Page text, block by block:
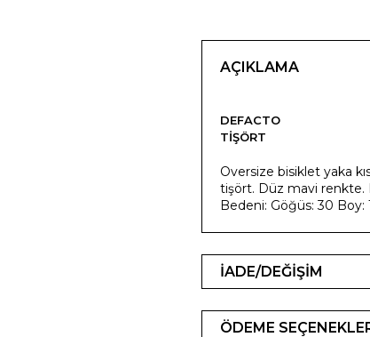
AÇIKLAMA
DEFACTO
TIŞÖRT
Oversize bisiklet yaka
tişört. Düz mavi renkte.
Bedeni: Göğüs: 30 Boy:
İADE/DEĞİŞİM
ÖDEME